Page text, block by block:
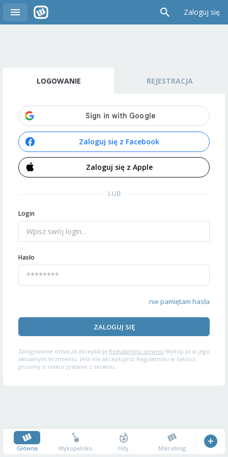
Zaloguj się
LOGOWANIE REJESTRACJA
Zaloguj się z Facebook
Zaloguj się z Apple
LUB
Login
Hasło
nie pamiętam hasła
ZALOGUJ SIĘ
Zalogowanie oznacza akceptację Regulaminu serwisu Wykop.pl w jego
aktualnym brzmieniu. Jeśli nie akceptujesz Regulaminu w całości,
prosimy o niekorzystanie z serwisu.
Główna Wykopalisko Hity Mikroblog